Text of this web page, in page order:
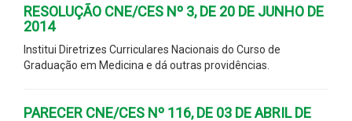
RESOLUÇÃO CNE/CES Nº 3, DE 20 DE JUNHO DE
2014
Institui Diretrizes Curriculares Nacionais do Curso de
Graduação em Medicina e dá outras providências.
PARECER CNE/CES Nº 116, DE 03 DE ABRIL DE